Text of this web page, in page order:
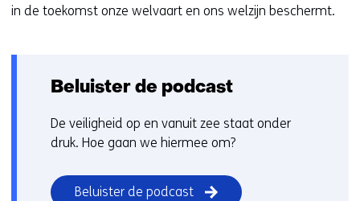
in de toekomst onze welvaart en ons welzijn beschermt.
Beluister de podcast
De veiligheid op en vanuit zee staat onder
druk. Hoe gaan we hiermee om?
Beluister de podcast